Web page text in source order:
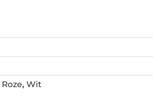
Roze, Wit